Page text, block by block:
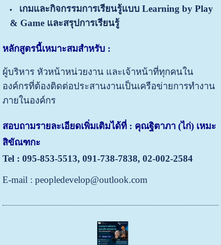
เกมและกิจกรรมการเรียนรู้แบบ Learning by Play
& Game และสรุปการเรียนรู้
หลักสูตรนี้เหมาะสมสำหรับ :
ผู้บริหาร หัวหน้าหน่วยงาน และเจ้าหน้าที่ทุกคนใน
องค์กรที่ต้องติดต่อประสานงานเป็นเครือข่ายการทำงาน
ภายในองค์กร
สอบถามรายละเอียดเพิ่มเติมได้ที่ : คุณฐิตาภา (ไก่) เหมะ
สิขัณฑกะ
Tel : 095-853-5513, 091-738-7838, 02-002-2584
E-mail : peopledevelop@outlook.com